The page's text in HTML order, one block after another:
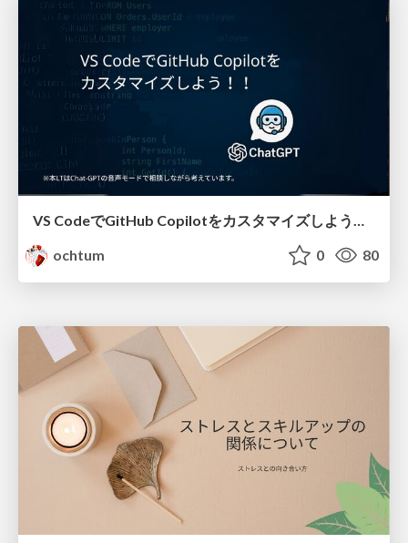
VS CodeでGitHub Copilotをカスタマイズしよう！！
ochtum
0 80